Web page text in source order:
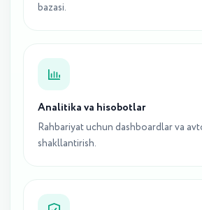
bazasi.
Analitika va hisobotlar
Rahbariyat uchun dashboardlar va
shakllantirish.